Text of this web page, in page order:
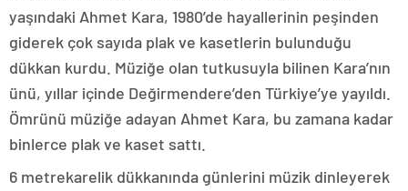
yaşındaki Ahmet Kara, 1980’de hayallerinin peşinden
giderek çok sayıda plak ve kasetlerin bulunduğu
dükkan kurdu. Müziğe olan tutkusuyla bilinen Kara’nın
ünü, yıllar içinde Değirmendere’den Türkiye’ye yayıldı.
Ömrünü müziğe adayan Ahmet Kara, bu zamana kadar
binlerce plak ve kaset sattı.
6 metrekarelik dükkanında günlerini müzik dinleyerek